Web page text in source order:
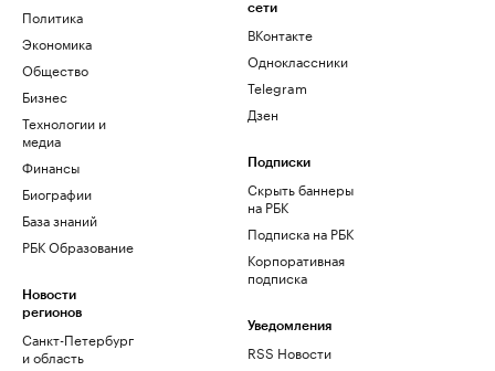
Политика
Экономика
Общество
Бизнес
Технологии и
медиа
Финансы
Биографии
База знаний
РБК Образование
Новости
регионов
Санкт-Петербург
и область
сети
ВКонтакте
Одноклассники
Telegram
Дзен
Подписки
Скрыть баннеры
на РБК
Подписка на РБК
Корпоративная
подписка
Уведомления
RSS Новости